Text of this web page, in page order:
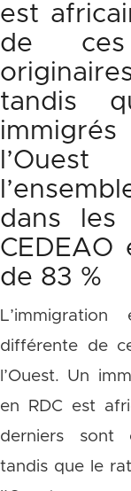
est
de
tandis
dans
de 83 %
différente de
l’Ouest. Un
en RDC est
derniers sont
tandis que le